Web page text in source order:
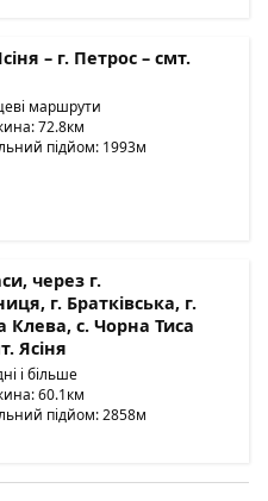
– г. Петрос – смт.
маршрути
72.8км
підйом: 1993м
через г.
г. Братківська, г.
Клева, с. Чорна Тиса
Ясіня
і більше
60.1км
підйом: 2858м